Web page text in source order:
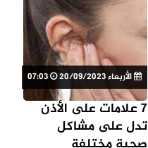
الأربعاء 20/09/2023
7 علامات على الأذن
تدل على مشاكل